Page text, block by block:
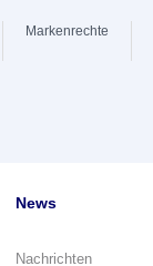
Markenrechte
News
Nachrichten